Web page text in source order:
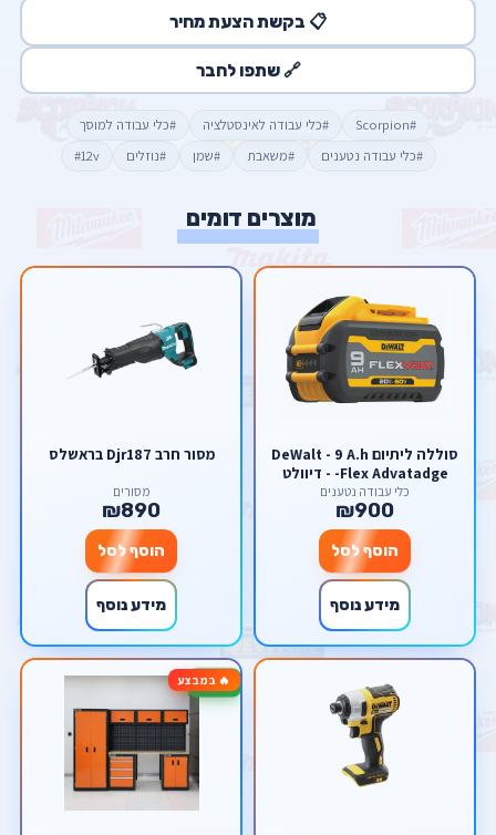
📋 בקשת הצעת מחיר
🔗 שתפו לחבר
#Scorpion #כלי עבודה לאינסטלציה
#כלי עבודה למוסך
#כלי עבודה נטענים
#משאבת #שמן #נוזלים #12v
מוצרים דומים
סוללה ליתיום DeWalt - 9 A.h
-Flex Advatadge - דיוולט
כלי עבודה נטענים
₪900
הוסף לסל
מידע נוסף
מסור חרב Djr187 בראשלס
מסורים
₪890
הוסף לסל
מידע נוסף
🔥 במבצע-13%